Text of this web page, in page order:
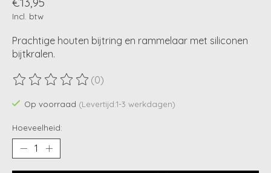
Incl. btw
Prachtige houten bijtring en rammelaar met siliconen
bijtkralen.
De beoordeling van dit product is
(0)
Op voorraad (Levertijd:1-3 werkdagen)
Hoeveelheid: